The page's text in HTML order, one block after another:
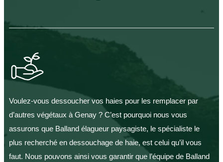
Voulez-vous dessoucher vos haies pour les remplacer par
d’autres végétaux à Genay ? C’est pourquoi nous vous
assurons que Balland élagueur paysagiste, le spécialiste le
plus recherché en dessouchage de haie, est celui qu’il vous
faut. Nous pouvons ainsi vous garantir que l’équipe de Balland